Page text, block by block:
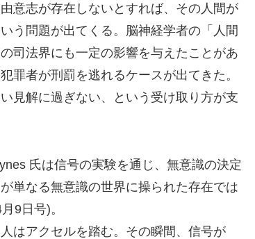
意志が存在しないとすれば、その人間が
う問題が出てくる。脳神経学者の「人間
司法界にも一定の影響を与えたことがあ
罪者が刑罰を逃れるケースが出てきた。
見解に過ぎない、という受け取り方が支
氏は信号の実験を通じ、無意識の決定
単なる無意識の世界に操られた存在では
9日号)。
はアクセルを踏む。その瞬間、信号が